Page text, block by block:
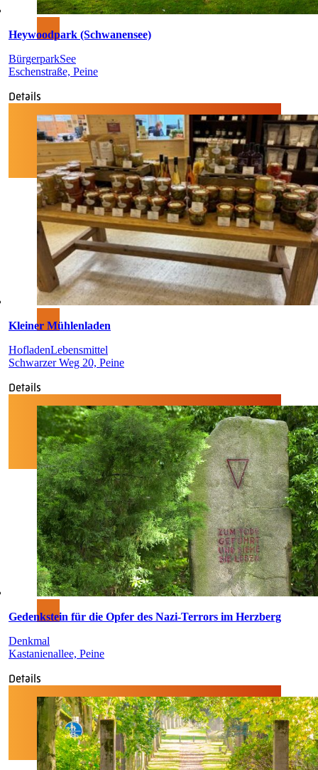
Heywoodpark (Schwanensee)
BürgerparkSee
Eschenstraße, Peine
Details
Kleiner Mühlenladen
HofladenLebensmittel
Schwarzer Weg 20, Peine
Details
Gedenkstein für die Opfer des Nazi-Terrors im Herzberg
Denkmal
Kastanienallee, Peine
Details